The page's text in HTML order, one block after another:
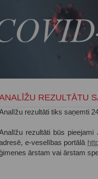
REZULTĀTU
rezultāti tiks saņemti
rezultāti būs
e-veselības portālā
ārstam vai ārstam